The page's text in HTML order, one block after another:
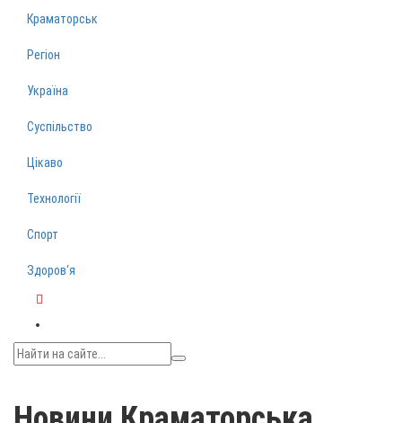
Краматорськ
Регіон
Україна
Суспільство
Цікаво
Технології
Спорт
Здоров‘я